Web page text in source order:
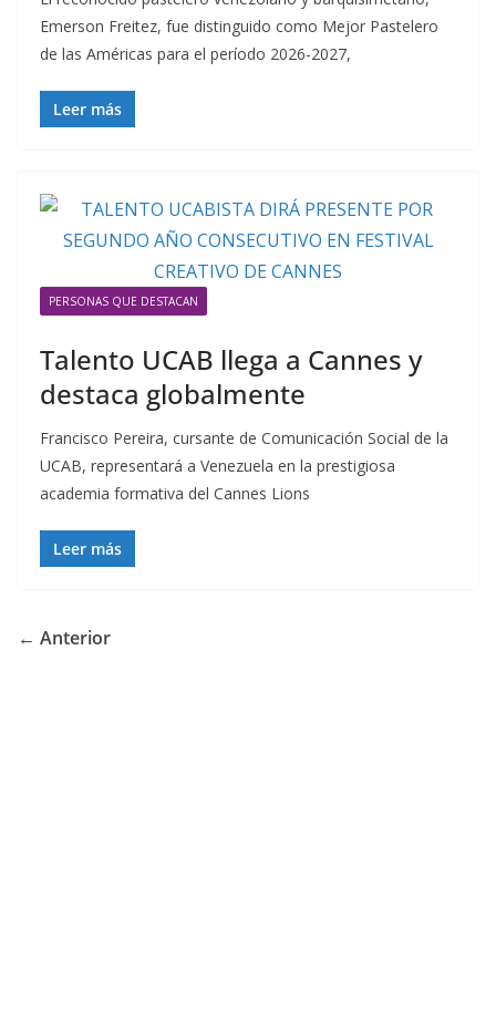
Emerson Freitez, fue distinguido como Mejor Pastelero
de las Américas para el período 2026-2027,
Leer más
PERSONAS QUE DESTACAN
Talento UCAB llega a Cannes y
destaca globalmente
Francisco Pereira, cursante de Comunicación Social de la
UCAB, representará a Venezuela en la prestigiosa
academia formativa del Cannes Lions
Leer más
← Anterior